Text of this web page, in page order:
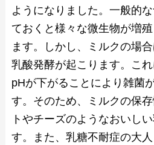
ようになりました。一般的
ておくと様々な微生物が増
ます。しかし、ミルクの場
乳酸発酵が起こります。これ
pHが下がることにより雑菌
す。そのため、ミルクの保
トやチーズのようなおいし
す。また、乳糖不耐症の大